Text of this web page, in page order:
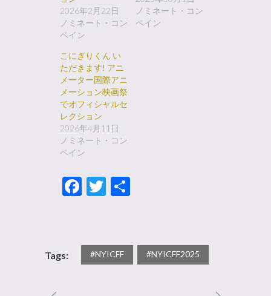
2026年2月22日
ノミネート・コン
ペイン
ノミネート・コン
ペイン
こにぎりくん い
ただきます! アニ
メーター国際アニ
メーション映画祭
でオフィシャルセ
レクション
2026年4月11日
ノミネート・コン
ペイン
Facebook
Twitter
Tags: #NYICFF #NYICFF2025